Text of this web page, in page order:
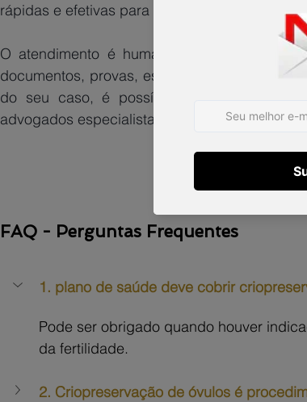
rápidas e efetivas para proteger a saúde, a
O atendimento é humanizado e voltado
documentos, provas, estratégia processual
do seu caso, é possível entrar em
advogados especialistas.
FAQ - Perguntas Frequentes
1. plano de saúde deve cobrir
Pode ser obrigado quando houver
da fertilidade.
2. Criopreservação de óvulos é